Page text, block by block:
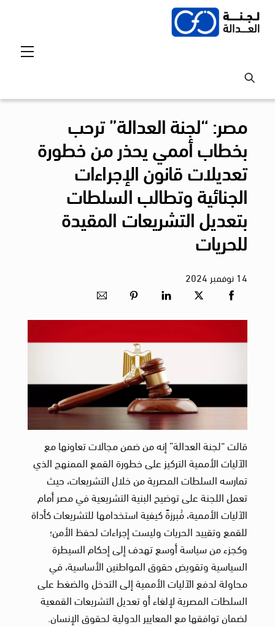
Skip
مصر: “لجنة العدالة” ترحب
بخطاب أممي يحذر من خطورة
تعديلات قانون الإجراءات
الجنائية وتطالب السلطات
بتعديل التشريعات المقيدة
للحريات
14نوفمبر 2024
قالت “لجنة العدالة” إنه من ضمن مجالات تعاونها مع
الآليات الأممية التركيز على خطورة القمع الممنهج الذي
تمارسه السلطات المصرية من خلال التشريعات، حيث
تعمل اللجنة على توضيح البنية التشريعية في مصر أمام
الآليات الأممية، مُبرزةً كيفية استخدامها للتشريعات كأداة
للقمع وتقييد الحريات وليست إجراءات لحفظ الأمن؛
وكجزء من سياسة أوسع تهدف إلى إحكام السيطرة
السياسية وتقويض حقوق المواطنين الأساسية، في
محاولة لدفع الآليات الأممية إلى التدخل والضغط على
السلطات المصرية لإلغاء أو تعديل التشريعات القمعية
لضمان توافقها مع المعايير الدولية لحقوق الإنسان.